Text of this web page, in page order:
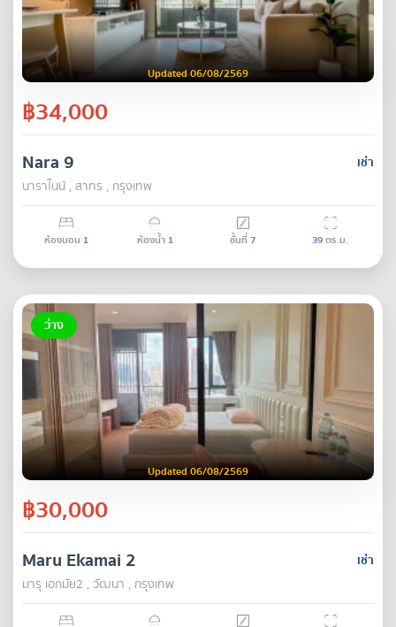
Updated 06/08/2569
฿34,000
เช่า
Nara 9
นาราไนน์ , สาทร , กรุงเทพ
ห้องนอน 1 ห้องน้ำ 1 ชั้นที่7 39ตร.ม.
ว่าง
Updated 06/08/2569
฿30,000
เช่า
Maru Ekamai 2
มารุ เอกมัย2 , วัฒนา , กรุงเทพ